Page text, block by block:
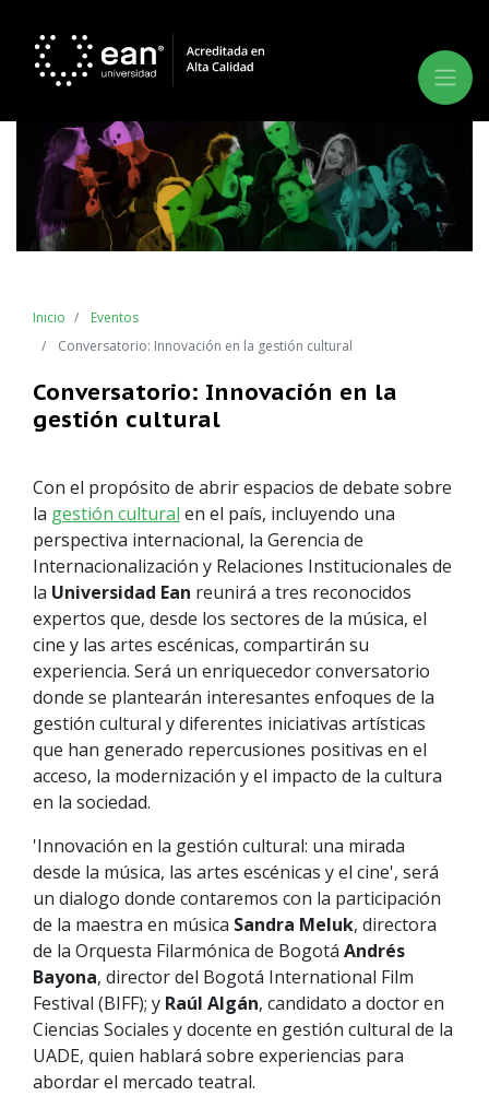
Inicio
Eventos
Conversatorio: Innovación en la gestión cultural
Conversatorio: Innovación en la
gestión cultural
Con el propósito de abrir espacios de debate sobre
la gestión cultural en el país, incluyendo una
perspectiva internacional, la Gerencia de
Internacionalización y Relaciones Institucionales de
la Universidad Ean reunirá a tres reconocidos
expertos que, desde los sectores de la música, el
cine y las artes escénicas, compartirán su
experiencia. Será un enriquecedor conversatorio
donde se plantearán interesantes enfoques de la
gestión cultural y diferentes iniciativas artísticas
que han generado repercusiones positivas en el
acceso, la modernización y el impacto de la cultura
en la sociedad.
'Innovación en la gestión cultural: una mirada
desde la música, las artes escénicas y el cine', será
un dialogo donde contaremos con la participación
de la maestra en música Sandra Meluk, directora
de la Orquesta Filarmónica de Bogotá Andrés
Bayona, director del Bogotá International Film
Festival (BIFF); y Raúl Algán, candidato a doctor en
Ciencias Sociales y docente en gestión cultural de la
UADE, quien hablará sobre experiencias para
abordar el mercado teatral.